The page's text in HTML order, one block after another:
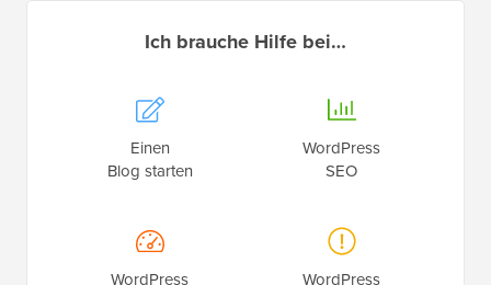
Ich brauche Hilfe bei…
Einen
Blog starten
WordPress
SEO
WordPress WordPress